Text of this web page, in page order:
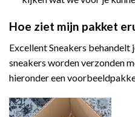
Hoe ziet mijn pakket
Excellent Sneakers
sneakers worden verzonden
hieronder een